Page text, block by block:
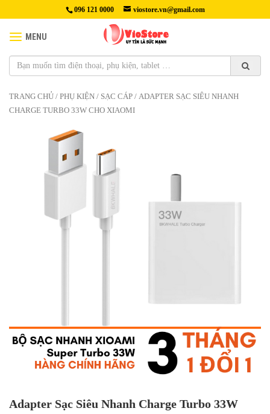
096 121 0000 viostore.vn@gmail.com
MENU
TRANG CHỦ / PHỤ KIỆN / SẠC CÁP / ADAPTER SẠC SIÊU NHANH
CHARGE TURBO 33W CHO XIAOMI
Adapter Sạc Siêu Nhanh Charge Turbo 33W